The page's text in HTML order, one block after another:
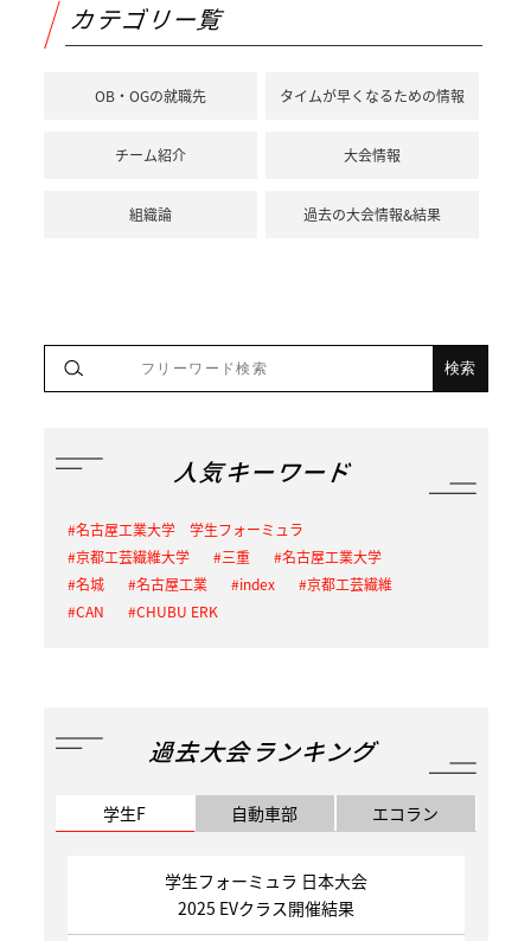
カテゴリー覧
OB・OGの就職先 タイムが早くなるための情報
チーム紹介 大会情報
組織論 過去の大会情報&結果
人気キーワード
名古屋工業大学 学生フォーミュラ
京都工芸繊維大学
三重
名古屋工業大学
名城
名古屋工業 index
京都工芸繊維
CAN
CHUBU ERK
過去大会ランキング
学生F 自動車部 エコラン
学生フォーミュラ 日本大会
2025 EVクラス開催結果